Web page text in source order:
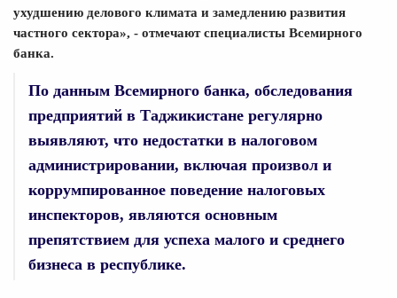
ухудшению делового климата и замедлению развития
частного сектора», - отмечают специалисты Всемирного
банка.
По данным Всемирного банка, обследования
предприятий в Таджикистане регулярно
выявляют, что недостатки в налоговом
администрировании, включая произвол и
коррумпированное поведение налоговых
инспекторов, являются основным
препятствием для успеха малого и среднего
бизнеса в республике.